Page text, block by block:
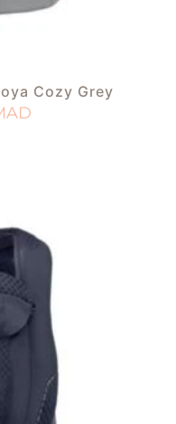
Cozy Grey